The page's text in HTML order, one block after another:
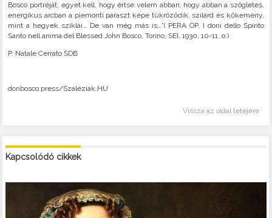
Bosco portréját, egyet kell, hogy értse velem abban, hogy abban a szögletes,
energikus arcban a piemonti paraszt képe tükröződik, szilárd és kőkemény,
mint a hegyek sziklái… De van még más is…”( PERA OP, I doni dello Spirito
Santo nell anima del Blessed John Bosco, Torino, SEI, 1930, 10-11. o.)
P. Natale Cerrato SDB
donbosco.press/Szaléziak.HU
Vissza az oldal tetejére
Kapcsolódó cikkek